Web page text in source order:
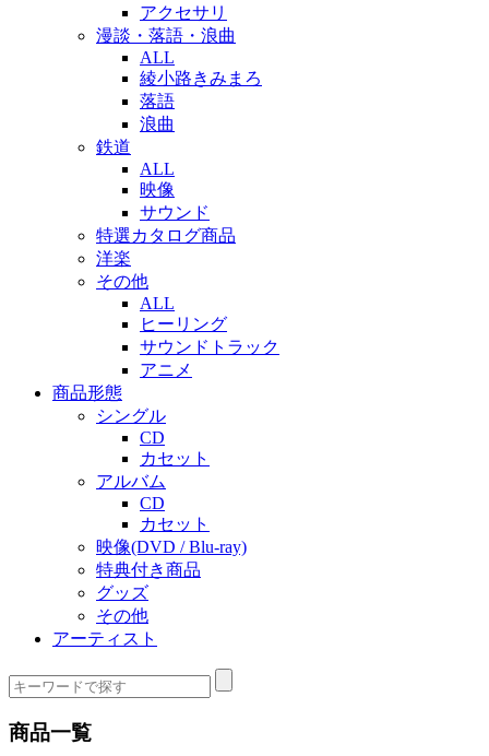
アクセサリ
漫談・落語・浪曲
ALL
綾小路きみまろ
落語
浪曲
鉄道
ALL
映像
サウンド
特選カタログ商品
洋楽
その他
ALL
ヒーリング
サウンドトラック
アニメ
商品形態
シングル
CD
カセット
アルバム
CD
カセット
映像(DVD / Blu-ray)
特典付き商品
グッズ
その他
アーティスト
商品一覧